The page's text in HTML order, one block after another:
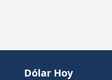
Dólar Hoy